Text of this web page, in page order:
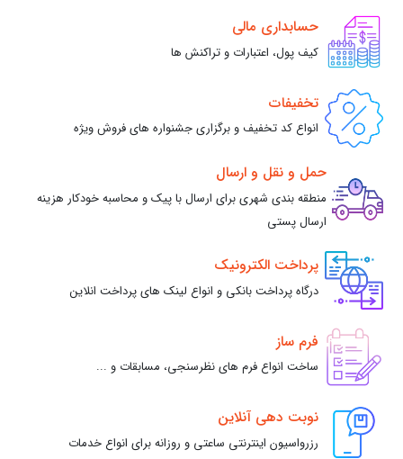
حسابداری مالی
کیف پول، اعتبارات و تراکنش ها
تخفیفات
انواع کد تخفیف و برگزاری جشنواره های فروش ویژه
حمل و نقل و ارسال
منطقه بندی شهری برای ارسال با پیک و محاسبه خودکار هزینه
ارسال پستی
پرداخت الکترونیک
درگاه پرداخت بانکی و انواع لینک های پرداخت انلاین
فرم ساز
ساخت انواع فرم های نظرسنجی، مسابقات و ...
نوبت دهی آنلاین
رزرواسیون اینترنتی ساعتی و روزانه برای انواع خدمات